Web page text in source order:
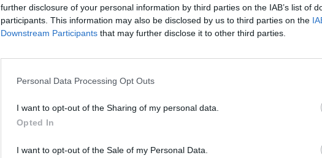
further disclosure of your personal information by third parties on the IAB’s list of
participants. This information may also be disclosed by us to third parties on the
Downstream Participants that may further disclose it to other third parties.
Personal Data Processing Opt Outs
I want to opt-out of the Sharing of my personal data.
Opted In
I want to opt-out of the Sale of my Personal Data.